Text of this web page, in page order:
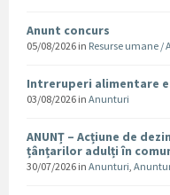
Anunt concurs
05/08/2026 in Resurse umane /
Intreruperi alimentare
03/08/2026 in Anunturi
ANUNȚ – Acțiune de
țânțarilor adulți în
30/07/2026 in Anunturi,